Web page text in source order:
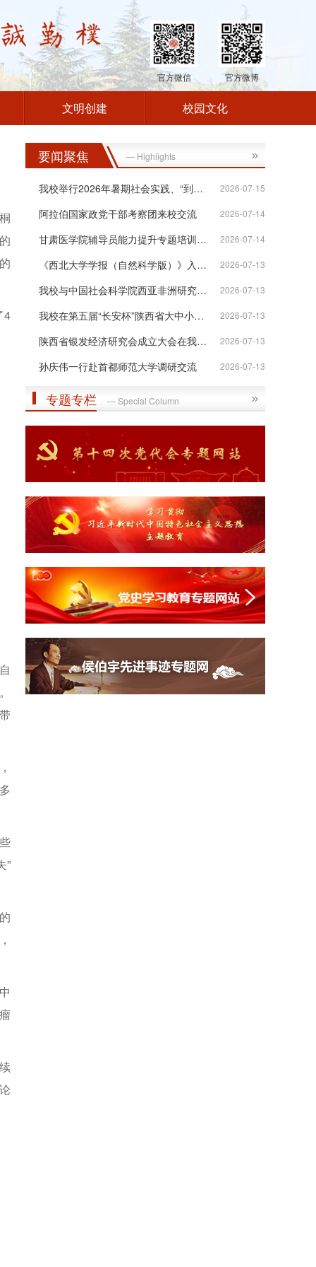
官方微信 官方微博
文明创建 校园文化
4
”
要闻聚焦 — Highlights
2026-07-15
我校举行2026年暑期社会实践、“到延安...
2026-07-14
阿拉伯国家政党干部考察团来校交流
2026-07-14
甘肃医学院辅导员能力提升专题培训班在...
2026-07-13
《西北大学学报（自然科学版）》入选“...
2026-07-13
我校与中国社会科学院西亚非洲研究所签...
2026-07-13
我校在第五届“长安杯”陕西省大中小学...
2026-07-13
陕西省银发经济研究会成立大会在我校举行
2026-07-13
孙庆伟一行赴首都师范大学调研交流
专题专栏 — Special Column